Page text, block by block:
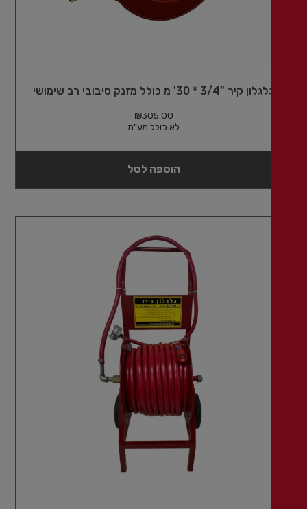
קיר "3/4 * 30' מ כולל מזנק סיבובי רב שימושי
₪
לא כולל מע"מ
הוספה לסל